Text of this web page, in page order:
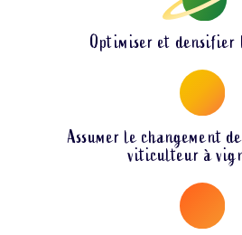
Optimiser et densifier
Assumer le changement
viticulteur à